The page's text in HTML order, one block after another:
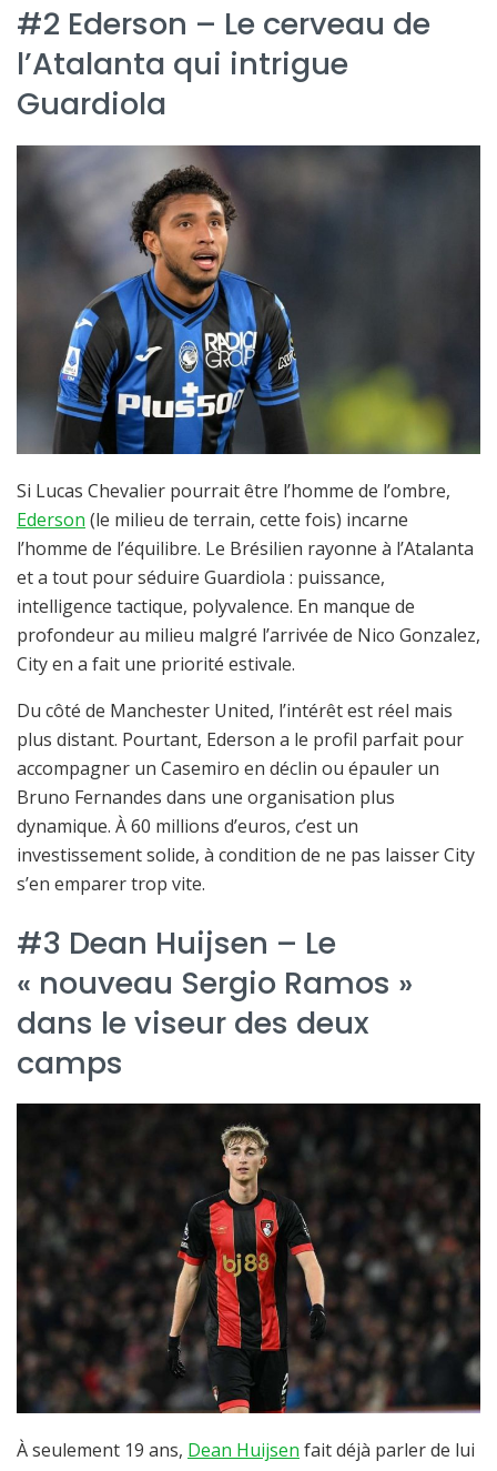
#2 Ederson – Le cerveau de
l’Atalanta qui intrigue
Guardiola
Si Lucas Chevalier pourrait être l’homme de l’ombre,
Ederson (le milieu de terrain, cette fois) incarne
l’homme de l’équilibre. Le Brésilien rayonne à l’Atalanta
et a tout pour séduire Guardiola : puissance,
intelligence tactique, polyvalence. En manque de
profondeur au milieu malgré l’arrivée de Nico Gonzalez,
City en a fait une priorité estivale.
Du côté de Manchester United, l’intérêt est réel mais
plus distant. Pourtant, Ederson a le profil parfait pour
accompagner un Casemiro en déclin ou épauler un
Bruno Fernandes dans une organisation plus
dynamique. À 60 millions d’euros, c’est un
investissement solide, à condition de ne pas laisser City
s’en emparer trop vite.
#3 Dean Huijsen – Le
« nouveau Sergio Ramos »
dans le viseur des deux
camps
À seulement 19 ans, Dean Huijsen fait déjà parler de lui